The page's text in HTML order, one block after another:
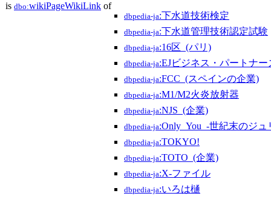
is dbo:wikiPageWikiLink of
dbpedia-ja:下水道技術検定
dbpedia-ja:下水道管理技術認定試験
dbpedia-ja:16区_(パリ)
dbpedia-ja:EJビジネス・パートナー
dbpedia-ja:FCC_(スペインの企業)
dbpedia-ja:M1/M2火炎放射器
dbpedia-ja:NJS_(企業)
dbpedia-ja:Only_You_-世紀末のジ
dbpedia-ja:TOKYO!
dbpedia-ja:TOTO_(企業)
dbpedia-ja:X-ファイル
dbpedia-ja:いろは樋